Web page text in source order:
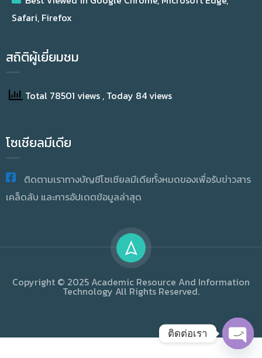
Safari, Firefox
สถิติผู้เยี่ยมชม
Total 78501 views , Today 84 views
โซเชียลมีเดีย
ติดตามเราทางบัญชีโซเชียลมีเดียทั้งหมดของเพื่อรับข่าวสาร
เคล็ดลับ และการอัปเดตข้อมูลล่าสุด
Copyright © 2025 Academic Resource And Information
Technology All Rights Reserved.
ติดต่อเรา
OPEN